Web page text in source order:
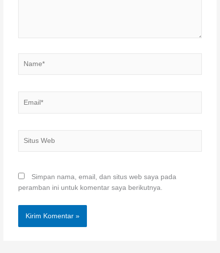
Simpan nama, email, dan situs web saya pada
peramban ini untuk komentar saya berikutnya.